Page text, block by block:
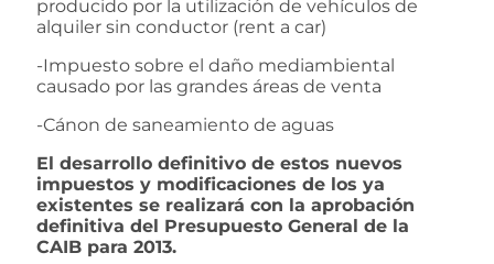
producido por la utilización de vehículos de
alquiler sin conductor (rent a car)
-Impuesto sobre el daño mediambiental
causado por las grandes áreas de venta
-Cánon de saneamiento de aguas
El desarrollo definitivo de estos nuevos
impuestos y modificaciones de los ya
existentes se realizará con la aprobación
definitiva del Presupuesto General de la
CAIB para 2013.